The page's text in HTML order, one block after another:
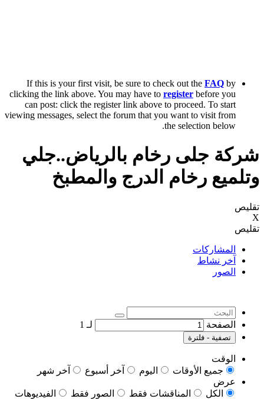
If this is your first visit, be sure to check out the FAQ by
clicking the link above. You may have to register before you
can post: click the register link above to proceed. To start
viewing messages, select the forum that you want to visit from
the selection below.
شركة جلى رخام بالرياض..جلي
وتلميع رخام الدرج والمطبخ
تقليص
X
تقليص
المشاركات
آخر نشاط
الصور
الصفحة لـ 1
تصفية - فلترة
الوقت
جميع الأوقات
اليوم آخر أسبوع
آخر شهر
عرض
الكل
المناقشات فقط الصور فقط
الفيديوهات